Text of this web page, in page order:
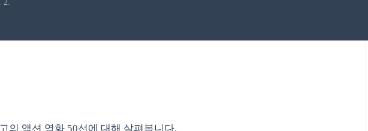
2.
의 액션 영화 50선에 대해 살펴봅니다.